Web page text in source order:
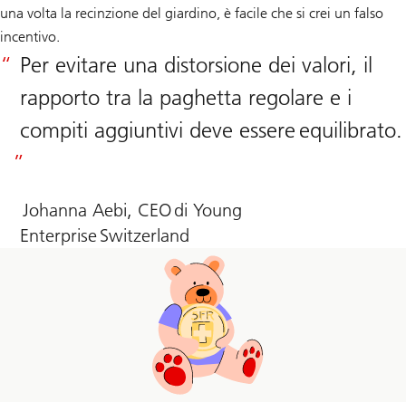
una volta la recinzione del giardino, è facile che si crei un falso
incentivo.
Per evitare una distorsione dei valori, il
rapporto tra la paghetta regolare e i
compiti aggiuntivi deve essere equilibrato.
Johanna Aebi, CEO di Young
Enterprise Switzerland